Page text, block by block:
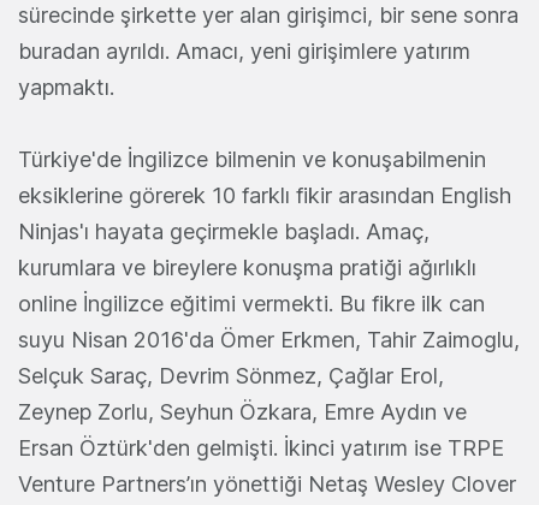
sürecinde şirkette yer alan girişimci, bir sene sonra
buradan ayrıldı. Amacı, yeni girişimlere yatırım
yapmaktı.
Türkiye'de İngilizce bilmenin ve konuşabilmenin
eksiklerine görerek 10 farklı fikir arasından English
Ninjas'ı hayata geçirmekle başladı. Amaç,
kurumlara ve bireylere konuşma pratiği ağırlıklı
online İngilizce eğitimi vermekti. Bu fikre ilk can
suyu Nisan 2016'da Ömer Erkmen, Tahir Zaimoglu,
Selçuk Saraç, Devrim Sönmez, Çağlar Erol,
Zeynep Zorlu, Seyhun Özkara, Emre Aydın ve
Ersan Öztürk'den gelmişti. İkinci yatırım ise TRPE
Venture Partners’ın yönettiği Netaş Wesley Clover